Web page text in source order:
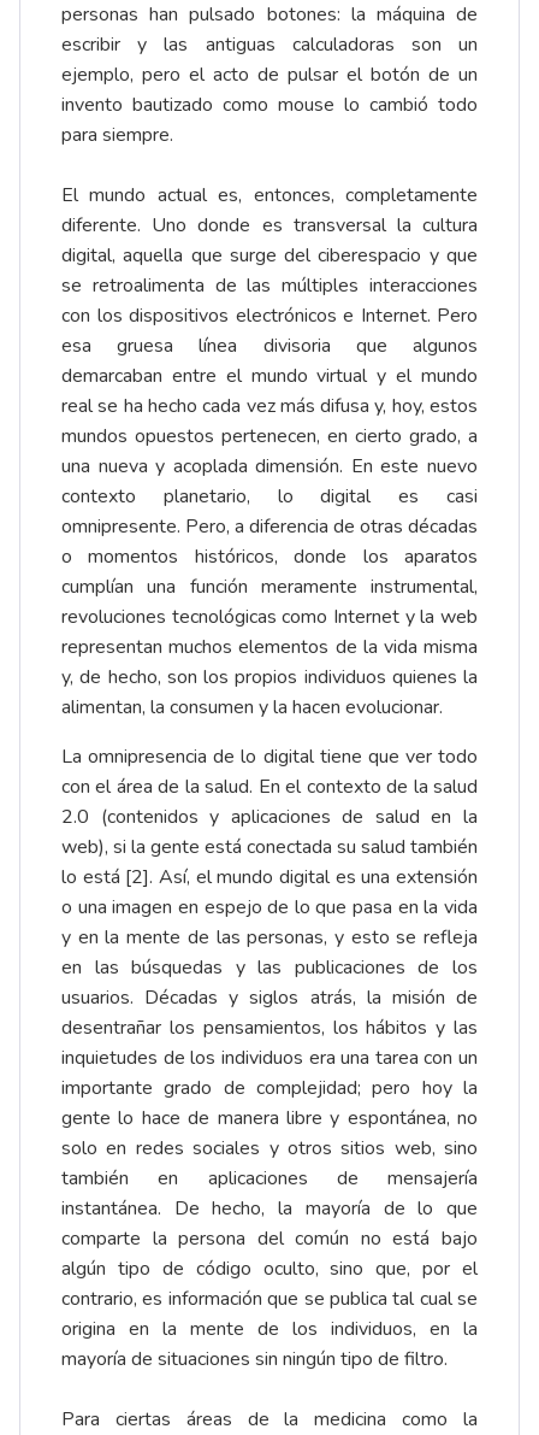
personas han pulsado botones: la máquina de
escribir y las antiguas calculadoras son un
ejemplo, pero el acto de pulsar el botón de un
invento bautizado como mouse lo cambió todo
para siempre.
El mundo actual es, entonces, completamente
diferente. Uno donde es transversal la cultura
digital, aquella que surge del ciberespacio y que
se retroalimenta de las múltiples interacciones
con los dispositivos electrónicos e Internet. Pero
esa gruesa línea divisoria que algunos
demarcaban entre el mundo virtual y el mundo
real se ha hecho cada vez más difusa y, hoy, estos
mundos opuestos pertenecen, en cierto grado, a
una nueva y acoplada dimensión. En este nuevo
contexto planetario, lo digital es casi
omnipresente. Pero, a diferencia de otras décadas
o momentos históricos, donde los aparatos
cumplían una función meramente instrumental,
revoluciones tecnológicas como Internet y la web
representan muchos elementos de la vida misma
y, de hecho, son los propios individuos quienes la
alimentan, la consumen y la hacen evolucionar.
La omnipresencia de lo digital tiene que ver todo
con el área de la salud. En el contexto de la salud
2.0 (contenidos y aplicaciones de salud en la
web), si la gente está conectada su salud también
lo está [2]. Así, el mundo digital es una extensión
o una imagen en espejo de lo que pasa en la vida
y en la mente de las personas, y esto se refleja
en las búsquedas y las publicaciones de los
usuarios. Décadas y siglos atrás, la misión de
desentrañar los pensamientos, los hábitos y las
inquietudes de los individuos era una tarea con un
importante grado de complejidad; pero hoy la
gente lo hace de manera libre y espontánea, no
solo en redes sociales y otros sitios web, sino
también en aplicaciones de mensajería
instantánea. De hecho, la mayoría de lo que
comparte la persona del común no está bajo
algún tipo de código oculto, sino que, por el
contrario, es información que se publica tal cual se
origina en la mente de los individuos, en la
mayoría de situaciones sin ningún tipo de filtro.
Para ciertas áreas de la medicina como la